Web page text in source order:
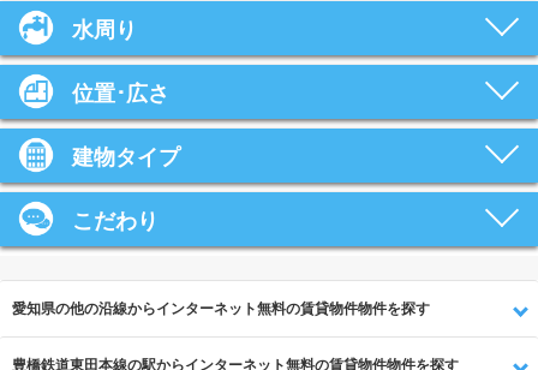
水周り
位置･広さ
建物タイプ
こだわり
愛知県の他の沿線からインターネット無料の賃貸物件物件を探す
豊橋鉄道東田本線の駅からインターネット無料の賃貸物件物件を探す